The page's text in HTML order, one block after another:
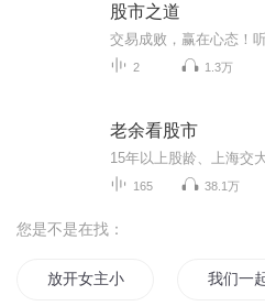
股市之道
2 1.3万
老余看股市
165 38.1万
您是不是在找：
放开女主小可爱 我们一